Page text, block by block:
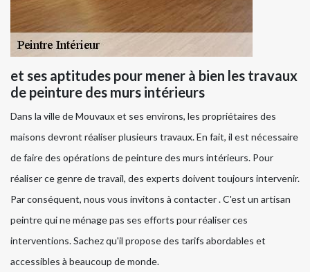
et ses aptitudes pour mener à bien les travaux
de peinture des murs intérieurs
Dans la ville de Mouvaux et ses environs, les propriétaires des
maisons devront réaliser plusieurs travaux. En fait, il est nécessaire
de faire des opérations de peinture des murs intérieurs. Pour
réaliser ce genre de travail, des experts doivent toujours intervenir.
Par conséquent, nous vous invitons à contacter . C'est un artisan
peintre qui ne ménage pas ses efforts pour réaliser ces
interventions. Sachez qu'il propose des tarifs abordables et
accessibles à beaucoup de monde.